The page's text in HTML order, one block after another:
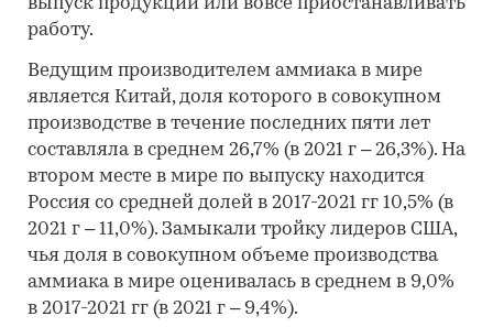
работу.
Ведущим производителем аммиака в мире
является Китай, доля которого в совокупном
производстве в течение последних пяти лет
составляла в среднем 26,7% (в 2021 г – 26,3%). На
втором месте в мире по выпуску находится
Россия со средней долей в 2017-2021 гг 10,5% (в
2021 г – 11,0%). Замыкали тройку лидеров США,
чья доля в совокупном объеме производства
аммиака в мире оценивалась в среднем в 9,0%
в 2017-2021 гг (в 2021 г – 9,4%).